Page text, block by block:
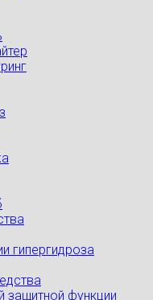
гипергидроза
защитной функции